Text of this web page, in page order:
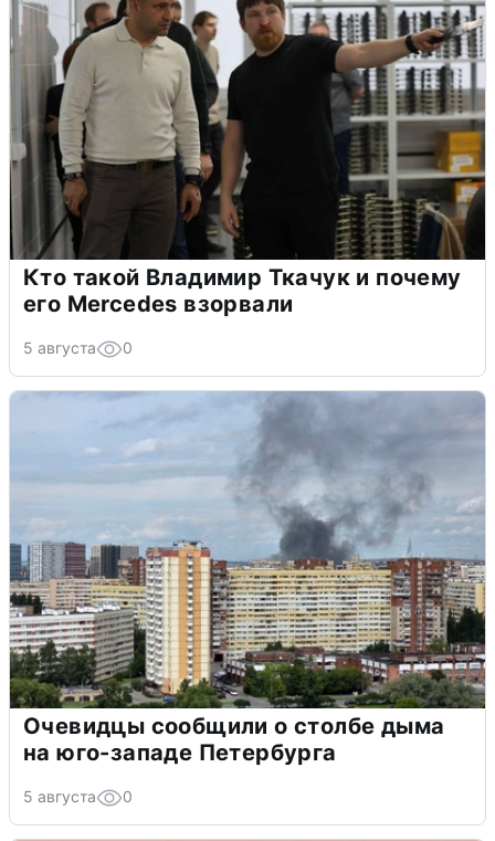
Кто такой Владимир Ткачук и почему
его Mercedes взорвали
5 августа 0
Очевидцы сообщили о столбе дыма
на юго-западе Петербурга
5 августа 0